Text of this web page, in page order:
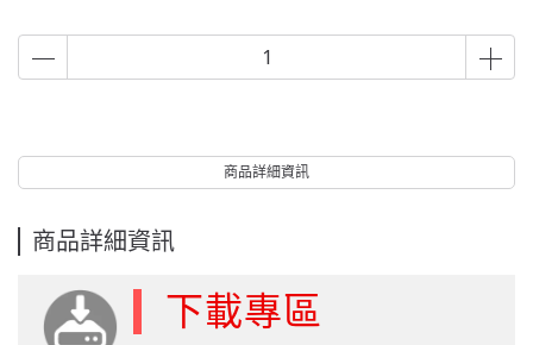
商品詳細資訊
商品詳細資訊
下載專區